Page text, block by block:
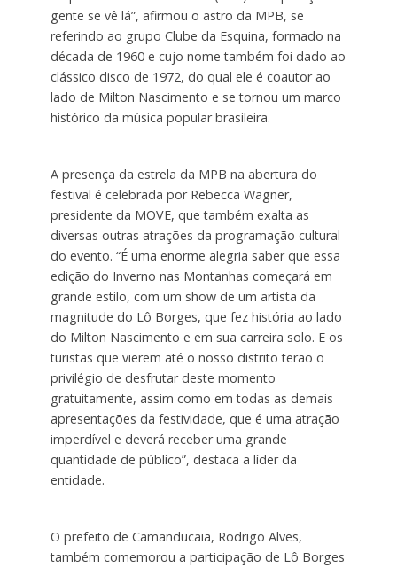
gente se vê lá”, afirmou o astro da MPB, se
referindo ao grupo Clube da Esquina, formado na
década de 1960 e cujo nome também foi dado ao
clássico disco de 1972, do qual ele é coautor ao
lado de Milton Nascimento e se tornou um marco
histórico da música popular brasileira.
A presença da estrela da MPB na abertura do
festival é celebrada por Rebecca Wagner,
presidente da MOVE, que também exalta as
diversas outras atrações da programação cultural
do evento. “É uma enorme alegria saber que essa
edição do Inverno nas Montanhas começará em
grande estilo, com um show de um artista da
magnitude do Lô Borges, que fez história ao lado
do Milton Nascimento e em sua carreira solo. E os
turistas que vierem até o nosso distrito terão o
privilégio de desfrutar deste momento
gratuitamente, assim como em todas as demais
apresentações da festividade, que é uma atração
imperdível e deverá receber uma grande
quantidade de público”, destaca a líder da
entidade.
O prefeito de Camanducaia, Rodrigo Alves,
também comemorou a participação de Lô Borges